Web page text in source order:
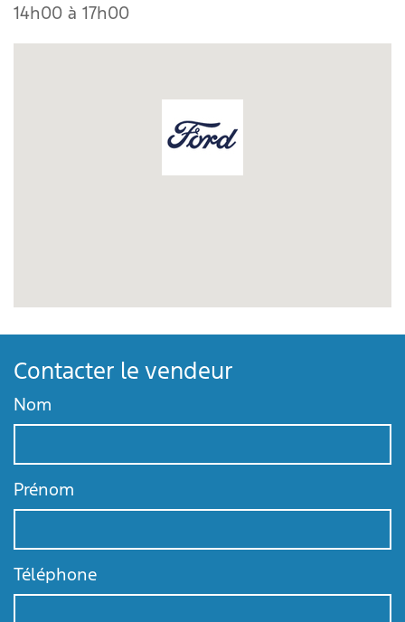
14h00 à 17h00
Contacter le vendeur
Nom
Prénom
Téléphone